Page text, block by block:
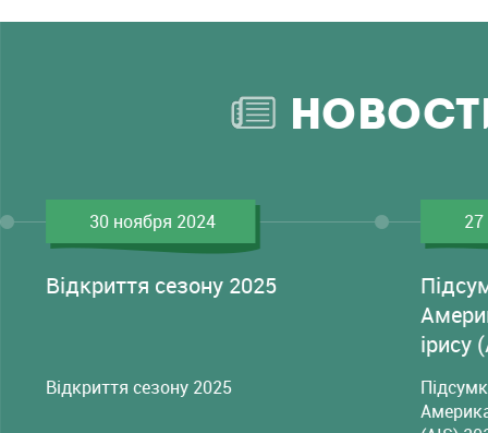
30 ноября 2024
Відкриття сезону 2025
Відкриття сезону 2025
ірису